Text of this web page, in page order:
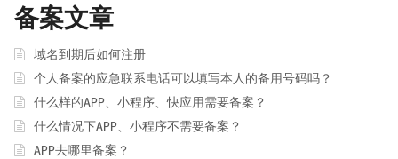
备案文章
域名到期后如何注册
个人备案的应急联系电话可以填写本人的备用号码吗？
什么样的APP、小程序、快应用需要备案？
什么情况下APP、小程序不需要备案？
APP去哪里备案？